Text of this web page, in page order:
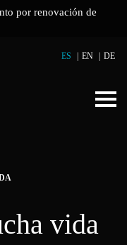
por renovación de
ES EN DE
vida